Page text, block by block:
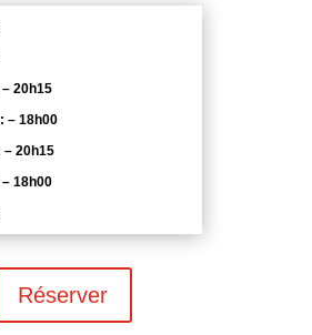
20h15
– 18h00
– 20h15
18h00
Réserver